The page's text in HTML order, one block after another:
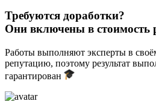
Требуются доработки?
Они включены в стоимость
Работы выполняют эксперты в
репутацию, поэтому результат
гарантирован